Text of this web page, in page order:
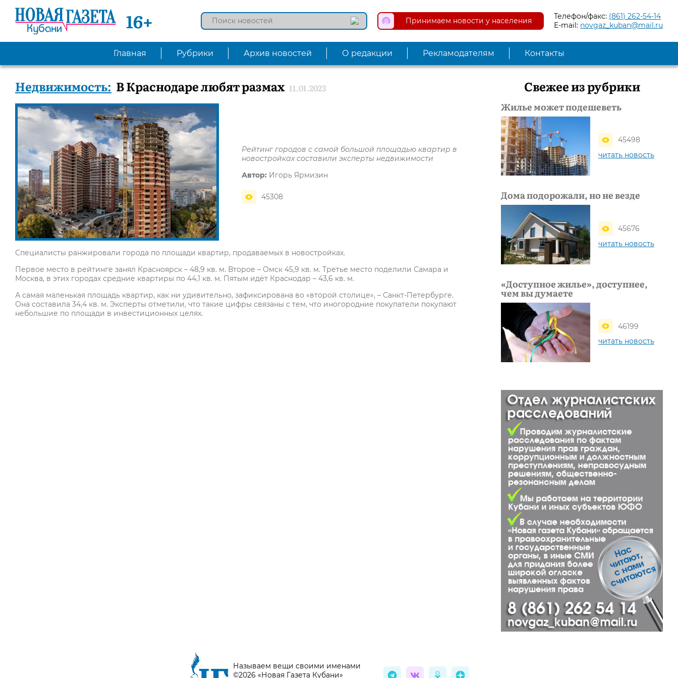
16+ Принимаем новости у населения Телефон/факс: (861) 262-54-14
E-mail: novgaz_kuban@mail.ru
Главная Рубрики Архив новостей О редакции Рекламодателям Контакты
Недвижимость: В Краснодаре любят размах 11.01.2023
Рейтинг городов с самой большой площадью квартир в
новостройках составили эксперты недвижимости
Автор: Игорь Ярмизин
45308
Специалисты ранжировали города по площади квартир, продаваемых в новостройках.
Первое место в рейтинге занял Красноярск – 48,9 кв. м. Второе – Омск 45,9 кв. м. Третье место поделили Самара и
Москва, в этих городах средние квартиры по 44,1 кв. м. Пятым идёт Краснодар – 43,6 кв. м.
А самая маленькая площадь квартир, как ни удивительно, зафиксирована во «второй столице», – Санкт-Петербурге.
Она составила 34,4 кв. м. Эксперты отметили, что такие цифры связаны с тем, что иногородние покупатели покупают
небольшие по площади в инвестиционных целях.
Свежее из рубрики
Жилье может подешеветь
45498
читать новость
Дома подорожали, но не везде
45676
читать новость
«Доступное жилье», доступнее,
чем вы думаете
46199
читать новость
Называем вещи своими именами
©2026 «Новая Газета Кубани»